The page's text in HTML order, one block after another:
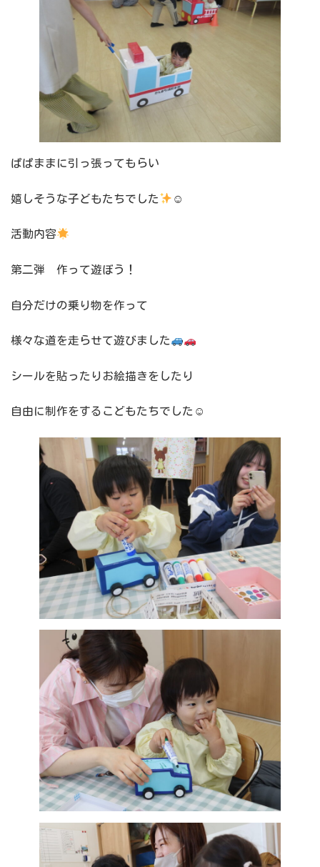
ぱぱままに引っ張ってもらい
嬉しそうな子どもたちでした ☺
活動内容
第二弾 作って遊ぼう！
自分だけの乗り物を作って
様々な道を走らせて遊びました
シールを貼ったりお絵描きをしたり
自由に制作をするこどもたちでした☺